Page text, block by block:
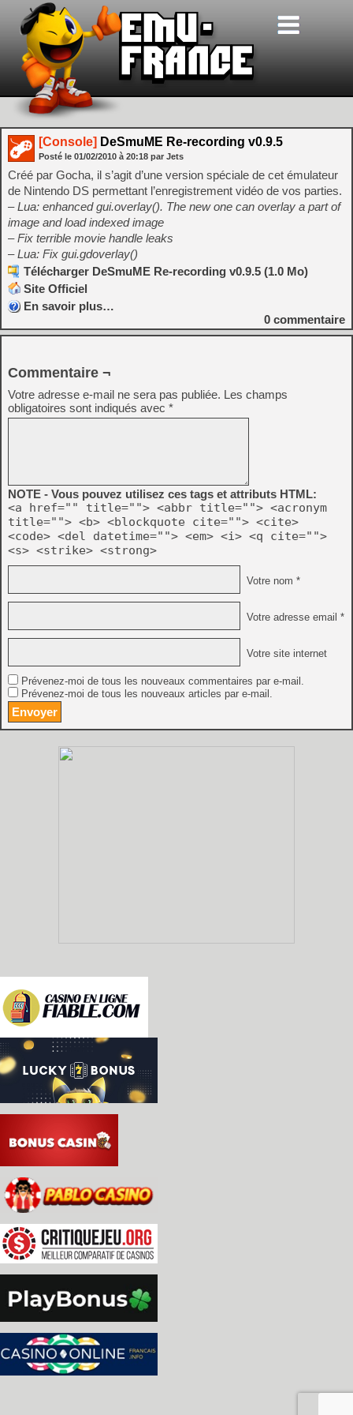
[Console] DeSmuME Re-recording v0.9.5
Posté le 01/02/2010 à 20:18 par Jets
Créé par Gocha, il s’agit d’une version spéciale de cet émulateur
de Nintendo DS permettant l’enregistrement vidéo de vos parties.
– Lua: enhanced gui.overlay(). The new one can overlay a part of
image and load indexed image
– Fix terrible movie handle leaks
– Lua: Fix gui.gdoverlay()
Télécharger DeSmuME Re-recording v0.9.5 (1.0 Mo)
Site Officiel
En savoir plus…
0 commentaire
Commentaire ¬
Votre adresse e-mail ne sera pas publiée. Les champs
obligatoires sont indiqués avec *
NOTE - Vous pouvez utilisez ces tags et attributs HTML:
<a href="" title=""> <abbr title=""> <acronym
title=""> <b> <blockquote cite=""> <cite>
<code> <del datetime=""> <em> <i> <q cite="">
<s> <strike> <strong>
Votre nom *
Votre adresse email *
Votre site internet
Prévenez-moi de tous les nouveaux commentaires par e-mail.
Prévenez-moi de tous les nouveaux articles par e-mail.